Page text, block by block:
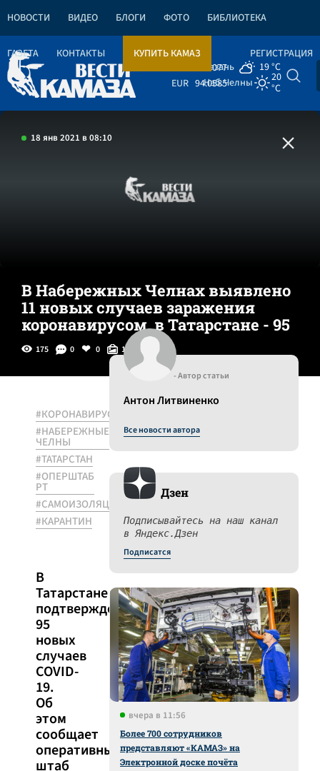
НОВОСТИ ВИДЕО БЛОГИ ФОТО БИБЛИОТЕКА
ГАЗЕТА КОНТАКТЫ КУПИТЬ КАМАЗ
РЕГИСТРАЦИЯ
81.4077
EUR 94.0585
Казань
19 °C
Наб.Челны
20
°C
18 янв 2021 в 08:10
В Набережных Челнах выявлено
11 новых случаев заражения
коронавирусом, в Татарстане - 95
175 0 0 1
#КОРОНАВИРУС
#НАБЕРЕЖНЫЕ
ЧЕЛНЫ
#ТАТАРСТАН
#ОПЕРШТАБ
РТ
#САМОИЗОЛЯЦИЯ
#КАРАНТИН
В
Татарстане
подтверждено
95
новых
случаев
COVID-
19.
Об
этом
сообщает
оперативный
штаб
- Автор статьи
Антон Литвиненко
Все новости автора
Дзен
Подписывайтесь на наш канал
в Яндекс.Дзен
Подписатся
вчера в 11:56
Более 700 сотрудников
представляют «КАМАЗ» на
Электронной доске почёта